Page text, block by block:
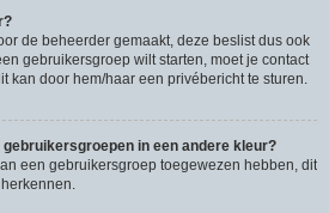
de beheerder gemaakt, deze beslist dus ook
gebruikersgroep wilt starten, moet je contact
kan door hem/haar een privébericht te sturen.
in een andere kleur?
een gebruikersgroep toegewezen hebben, dit